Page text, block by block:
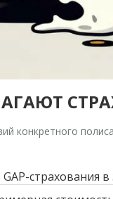
конкретного
страхования